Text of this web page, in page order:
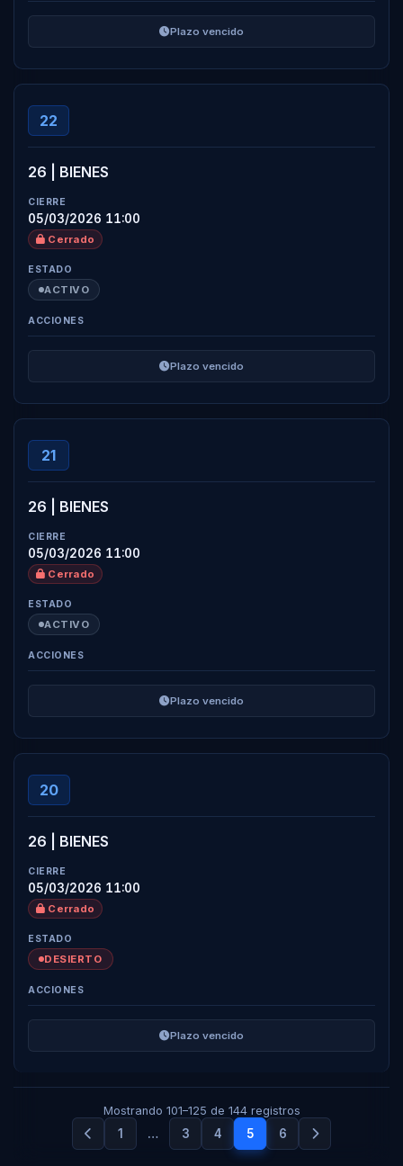
Plazo vencido
22
26 | BIENES
05/03/2026 11:00
Cerrado
ACTIVO
Plazo vencido
21
26 | BIENES
05/03/2026 11:00
Cerrado
ACTIVO
Plazo vencido
20
26 | BIENES
05/03/2026 11:00
Cerrado
DESIERTO
Plazo vencido
Mostrando 101–125 de 144 registros
1 … 3 4 5 6